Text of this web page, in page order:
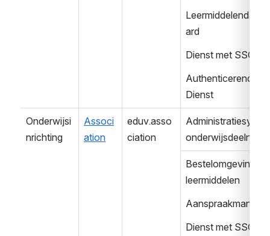
ard
Dienst met SSO
Authenticerende
Dienst
Onderwijsi
nrichting
Associ
ation
eduv.asso
ciation
Bestelomgeving
leermiddelen
Aanspraakmanager
Dienst met SSO